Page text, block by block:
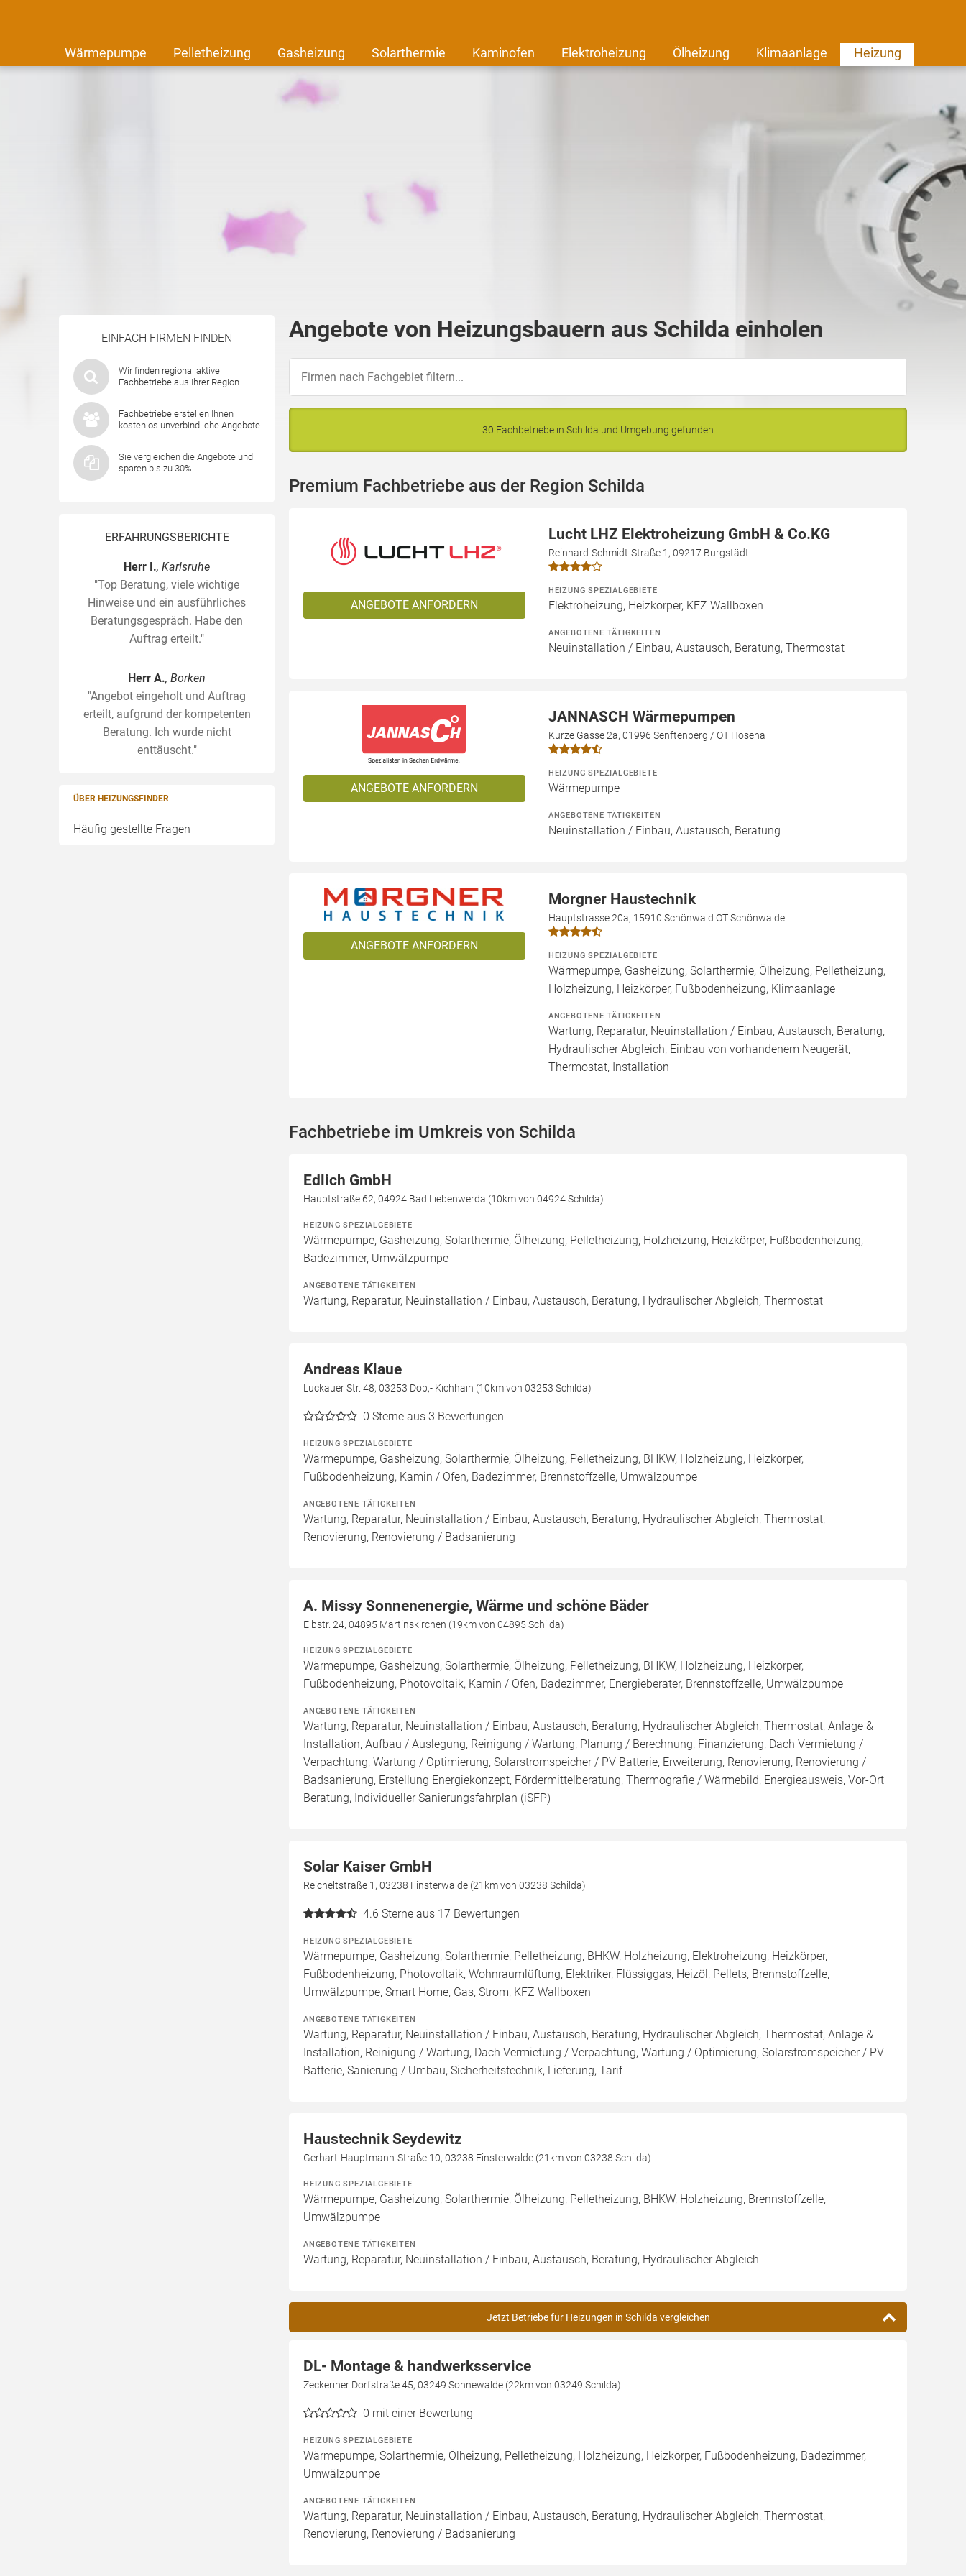
Wärmepumpe Pelletheizung Gasheizung Solarthermie Kaminofen Elektroheizung Ölheizung Klimaanlage Heizung
EINFACH FIRMEN FINDEN
Wir finden regional aktive
Fachbetriebe aus Ihrer Region
Fachbetriebe erstellen Ihnen
kostenlos unverbindliche Angebote
Sie vergleichen die Angebote und
sparen bis zu 30%
ERFAHRUNGSBERICHTE
Herr I., Karlsruhe
"Top Beratung, viele wichtige
Hinweise und ein ausführliches
Beratungsgespräch. Habe den
Auftrag erteilt."
Herr A., Borken
"Angebot eingeholt und Auftrag
erteilt, aufgrund der kompetenten
Beratung. Ich wurde nicht
enttäuscht."
ÜBER HEIZUNGSFINDER
Häufig gestellte Fragen
Angebote von Heizungsbauern aus Schilda einholen
30 Fachbetriebe in Schilda und Umgebung gefunden
Premium Fachbetriebe aus der Region Schilda
ANGEBOTE ANFORDERN
Lucht LHZ Elektroheizung GmbH & Co.KG
Reinhard-Schmidt-Straße 1, 09217 Burgstädt
HEIZUNG SPEZIALGEBIETE
Elektroheizung, Heizkörper, KFZ Wallboxen
ANGEBOTENE TÄTIGKEITEN
Neuinstallation / Einbau, Austausch, Beratung, Thermostat
ANGEBOTE ANFORDERN
JANNASCH Wärmepumpen
Kurze Gasse 2a, 01996 Senftenberg / OT Hosena
HEIZUNG SPEZIALGEBIETE
Wärmepumpe
ANGEBOTENE TÄTIGKEITEN
Neuinstallation / Einbau, Austausch, Beratung
ANGEBOTE ANFORDERN
Morgner Haustechnik
Hauptstrasse 20a, 15910 Schönwald OT Schönwalde
HEIZUNG SPEZIALGEBIETE
Wärmepumpe, Gasheizung, Solarthermie, Ölheizung, Pelletheizung,
Holzheizung, Heizkörper, Fußbodenheizung, Klimaanlage
ANGEBOTENE TÄTIGKEITEN
Wartung, Reparatur, Neuinstallation / Einbau, Austausch, Beratung,
Hydraulischer Abgleich, Einbau von vorhandenem Neugerät,
Thermostat, Installation
Fachbetriebe im Umkreis von Schilda
Edlich GmbH
Hauptstraße 62, 04924 Bad Liebenwerda (10km von 04924 Schilda)
HEIZUNG SPEZIALGEBIETE
Wärmepumpe, Gasheizung, Solarthermie, Ölheizung, Pelletheizung, Holzheizung, Heizkörper, Fußbodenheizung,
Badezimmer, Umwälzpumpe
ANGEBOTENE TÄTIGKEITEN
Wartung, Reparatur, Neuinstallation / Einbau, Austausch, Beratung, Hydraulischer Abgleich, Thermostat
Andreas Klaue
Luckauer Str. 48, 03253 Dob,- Kichhain (10km von 03253 Schilda)
0 Sterne aus 3 Bewertungen
HEIZUNG SPEZIALGEBIETE
Wärmepumpe, Gasheizung, Solarthermie, Ölheizung, Pelletheizung, BHKW, Holzheizung, Heizkörper,
Fußbodenheizung, Kamin / Ofen, Badezimmer, Brennstoffzelle, Umwälzpumpe
ANGEBOTENE TÄTIGKEITEN
Wartung, Reparatur, Neuinstallation / Einbau, Austausch, Beratung, Hydraulischer Abgleich, Thermostat,
Renovierung, Renovierung / Badsanierung
A. Missy Sonnenenergie, Wärme und schöne Bäder
Elbstr. 24, 04895 Martinskirchen (19km von 04895 Schilda)
HEIZUNG SPEZIALGEBIETE
Wärmepumpe, Gasheizung, Solarthermie, Ölheizung, Pelletheizung, BHKW, Holzheizung, Heizkörper,
Fußbodenheizung, Photovoltaik, Kamin / Ofen, Badezimmer, Energieberater, Brennstoffzelle, Umwälzpumpe
ANGEBOTENE TÄTIGKEITEN
Wartung, Reparatur, Neuinstallation / Einbau, Austausch, Beratung, Hydraulischer Abgleich, Thermostat, Anlage &
Installation, Aufbau / Auslegung, Reinigung / Wartung, Planung / Berechnung, Finanzierung, Dach Vermietung /
Verpachtung, Wartung / Optimierung, Solarstromspeicher / PV Batterie, Erweiterung, Renovierung, Renovierung /
Badsanierung, Erstellung Energiekonzept, Fördermittelberatung, Thermografie / Wärmebild, Energieausweis, Vor-Ort
Beratung, Individueller Sanierungsfahrplan (iSFP)
Solar Kaiser GmbH
Reicheltstraße 1, 03238 Finsterwalde (21km von 03238 Schilda)
4.6 Sterne aus 17 Bewertungen
HEIZUNG SPEZIALGEBIETE
Wärmepumpe, Gasheizung, Solarthermie, Pelletheizung, BHKW, Holzheizung, Elektroheizung, Heizkörper,
Fußbodenheizung, Photovoltaik, Wohnraumlüftung, Elektriker, Flüssiggas, Heizöl, Pellets, Brennstoffzelle,
Umwälzpumpe, Smart Home, Gas, Strom, KFZ Wallboxen
ANGEBOTENE TÄTIGKEITEN
Wartung, Reparatur, Neuinstallation / Einbau, Austausch, Beratung, Hydraulischer Abgleich, Thermostat, Anlage &
Installation, Reinigung / Wartung, Dach Vermietung / Verpachtung, Wartung / Optimierung, Solarstromspeicher / PV
Batterie, Sanierung / Umbau, Sicherheitstechnik, Lieferung, Tarif
Haustechnik Seydewitz
Gerhart-Hauptmann-Straße 10, 03238 Finsterwalde (21km von 03238 Schilda)
HEIZUNG SPEZIALGEBIETE
Wärmepumpe, Gasheizung, Solarthermie, Ölheizung, Pelletheizung, BHKW, Holzheizung, Brennstoffzelle,
Umwälzpumpe
ANGEBOTENE TÄTIGKEITEN
Wartung, Reparatur, Neuinstallation / Einbau, Austausch, Beratung, Hydraulischer Abgleich
Jetzt Betriebe für Heizungen in Schilda vergleichen
DL- Montage & handwerksservice
Zeckeriner Dorfstraße 45, 03249 Sonnewalde (22km von 03249 Schilda)
0 mit einer Bewertung
HEIZUNG SPEZIALGEBIETE
Wärmepumpe, Solarthermie, Ölheizung, Pelletheizung, Holzheizung, Heizkörper, Fußbodenheizung, Badezimmer,
Umwälzpumpe
ANGEBOTENE TÄTIGKEITEN
Wartung, Reparatur, Neuinstallation / Einbau, Austausch, Beratung, Hydraulischer Abgleich, Thermostat,
Renovierung, Renovierung / Badsanierung